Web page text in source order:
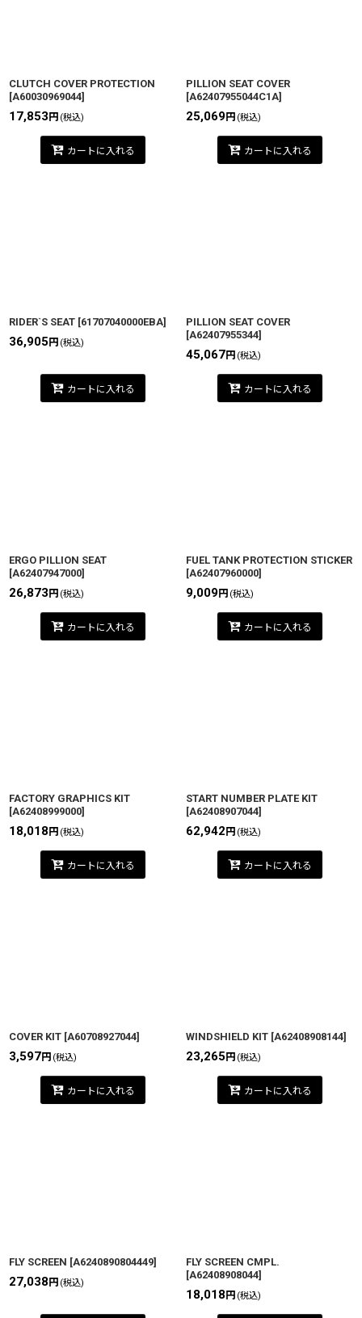
CLUTCH COVER PROTECTION
[A60030969044]
17,853 円 (税込)
カートに入れる
PILLION SEAT COVER
[A62407955044C1A]
25,069円 (税込)
カートに入れる
RIDER`S SEAT [61707040000EBA]
36,905 円 (税込)
カートに入れる
PILLION SEAT COVER
[A62407955344]
45,067円 (税込)
カートに入れる
ERGO PILLION SEAT
[A62407947000]
26,873 円 (税込)
カートに入れる
FUEL TANK PROTECTION STICKER
[A62407960000]
9,009円 (税込)
カートに入れる
FACTORY GRAPHICS KIT
[A62408999000]
18,018 円 (税込)
カートに入れる
START NUMBER PLATE KIT
[A62408907044]
62,942 円 (税込)
カートに入れる
COVER KIT [A60708927044]
3,597円 (税込)
カートに入れる
WINDSHIELD KIT [A62408908144]
23,265 円 (税込)
カートに入れる
FLY SCREEN [A6240890804449]
27,038 円 (税込)
FLY SCREEN CMPL.
[A62408908044]
18,018 円 (税込)